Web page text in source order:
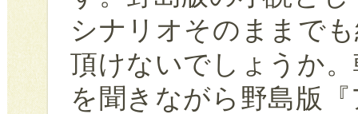
シナリオそのままで
頂けないでしょうか
を聞きながら野島版